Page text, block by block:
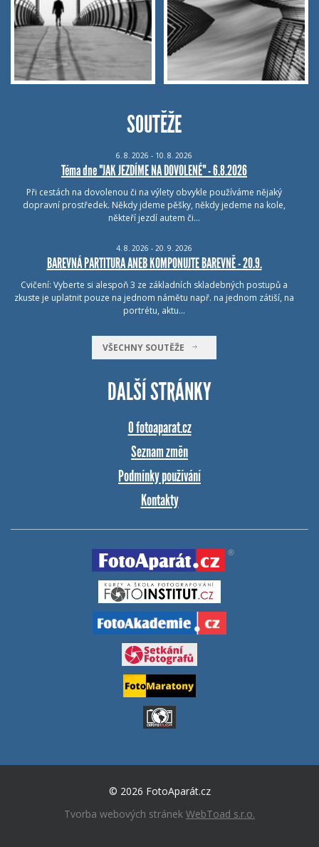
SOUTĚŽE
6. 8. 2026 - 10. 8. 2026
Téma dne "JAK JEZDÍME NA DOVOLENÉ" - 6.8.2026
Při cestách na dovolenou či na výlety obvykle používáme nějaký
dopravní prostředek. Někdy jdeme pěšky, někdy jedeme na kole,
někteří jezdí autem či…
4. 8. 2026 - 20. 9. 2026
BAREVNÁ PARTITURA ANEB KOMPONUJTE BAREVNĚ - 20.9.
Cvičení: Vyberte si alespoň 3 ze základních skladebných postupů a
zkuste je uplatnit pouze na jednom námětu např. na jednom zátiší, na
portrétu, aktu…
VŠECHNY SOUTĚŽE
DALŠÍ STRÁNKY
O fotoaparat.cz
Seznam změn
Podmínky používání
Kontakty
© 2026 FotoAparát.cz
Tvorba webových stránek WebToad s.r.o.